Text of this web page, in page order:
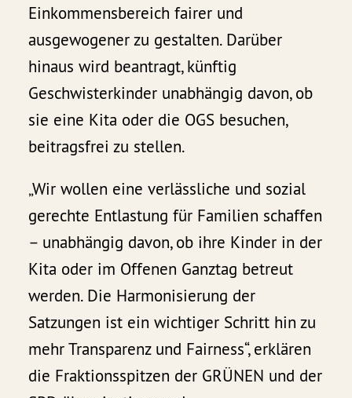
Einkommensbereich fairer und
ausgewogener zu gestalten. Darüber
hinaus wird beantragt, künftig
Geschwisterkinder unabhängig davon, ob
sie eine Kita oder die OGS besuchen,
beitragsfrei zu stellen.
„Wir wollen eine verlässliche und sozial
gerechte Entlastung für Familien schaffen
– unabhängig davon, ob ihre Kinder in der
Kita oder im Offenen Ganztag betreut
werden. Die Harmonisierung der
Satzungen ist ein wichtiger Schritt hin zu
mehr Transparenz und Fairness“, erklären
die Fraktionsspitzen der GRÜNEN und der